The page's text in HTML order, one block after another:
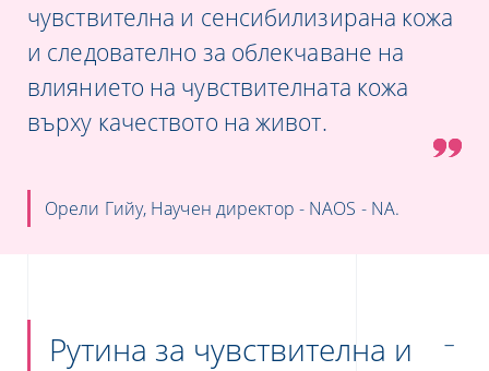
чувствителна и сенсибилизирана кожа
и следователно за облекчаване на
влиянието на чувствителната кожа
върху качеството на живот.
Орели Гийу, Научен директор - NAOS - NA.
Рутина за чувствителна и